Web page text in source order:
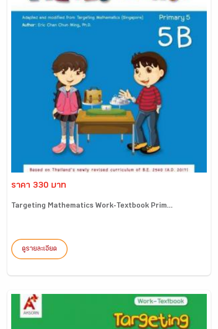
ราคา 330 บาท
Targeting Mathematics Work-Textbook Prim...
ดูรายละเอียด